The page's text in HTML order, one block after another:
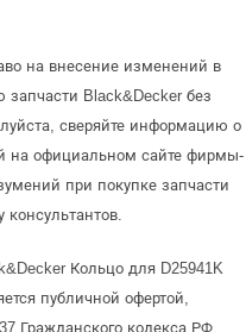
на внесение изменений в
Black&Decker без
сверяйте информацию о
на официальном сайте фирмы-
при покупке запчасти
Кольцо для D25941K
публичной офертой,
Гражданского кодекса РФ.